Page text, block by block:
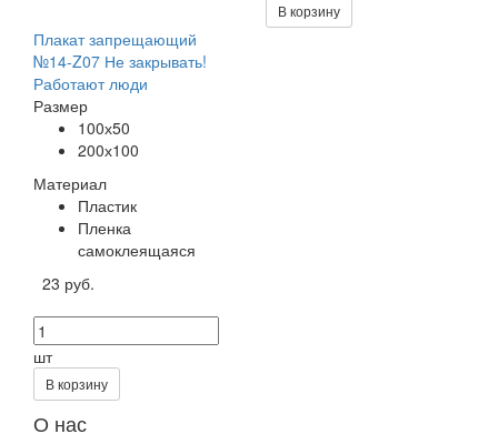
В корзину
Плакат запрещающий
№14-Z07 Не закрывать!
Работают люди
Размер
100х50
200х100
Материал
Пластик
Пленка
самоклеящаяся
23 руб.
шт
В корзину
О нас